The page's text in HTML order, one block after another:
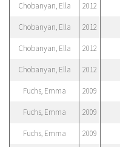
Chobanyan, Ella 2012
Chobanyan, Ella 2012
Chobanyan, Ella 2012
Chobanyan, Ella 2012
Fuchs, Emma 2009
Fuchs, Emma 2009
Fuchs, Emma 2009